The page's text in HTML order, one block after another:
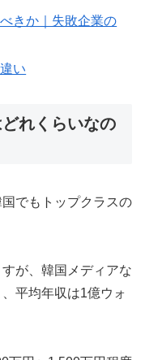
きか｜失敗企業の
い
れくらいなの
でもトップクラスの
が、韓国メディアな
平均年収は1億ウォ